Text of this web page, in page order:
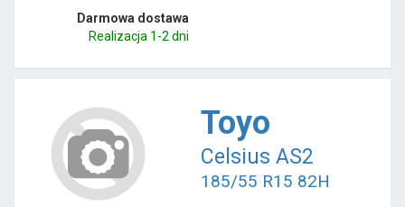
Darmowa dostawa
Realizacja 1-2 dni
Toyo
Celsius AS2
185/55 R15 82H